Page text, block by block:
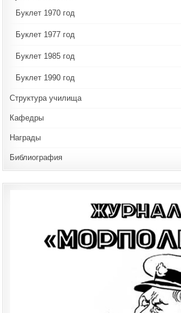
Буклет 1970 год
Буклет 1977 год
Буклет 1985 год
Буклет 1990 год
Структура училища
Кафедры
Награды
Библиография